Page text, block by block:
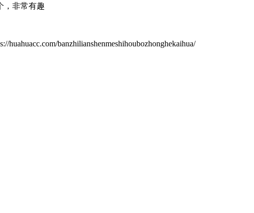
，非常有趣
banzhilianshenmeshihoubozhonghekaihua/